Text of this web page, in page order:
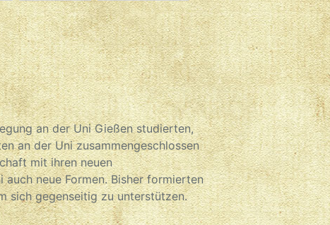
an der Uni Gießen studierten,
an der Uni zusammengeschlossen
mit ihren neuen
neue Formen. Bisher formierten
sich gegenseitig zu unterstützen.